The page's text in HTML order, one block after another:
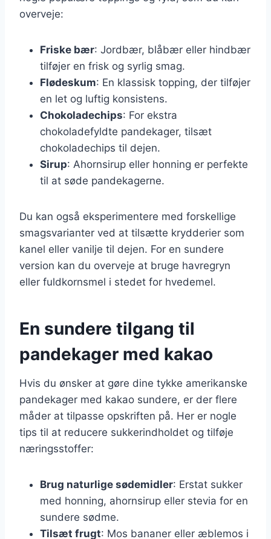
overveje:
Friske bær: Jordbær, blåbær eller hindbær
tilføjer en frisk og syrlig smag.
Flødeskum: En klassisk topping, der tilføjer
en let og luftig konsistens.
Chokoladechips: For ekstra
chokoladefyldte pandekager, tilsæt
chokoladechips til dejen.
Sirup: Ahornsirup eller honning er perfekte
til at søde pandekagerne.
Du kan også eksperimentere med forskellige
smagsvarianter ved at tilsætte krydderier som
kanel eller vanilje til dejen. For en sundere
version kan du overveje at bruge havregryn
eller fuldkornsmel i stedet for hvedemel.
En sundere tilgang til
pandekager med kakao
Hvis du ønsker at gøre dine tykke amerikanske
pandekager med kakao sundere, er der flere
måder at tilpasse opskriften på. Her er nogle
tips til at reducere sukkerindholdet og tilføje
næringsstoffer:
Brug naturlige sødemidler: Erstat sukker
med honning, ahornsirup eller stevia for en
sundere sødme.
Tilsæt frugt: Mos bananer eller æblemos i